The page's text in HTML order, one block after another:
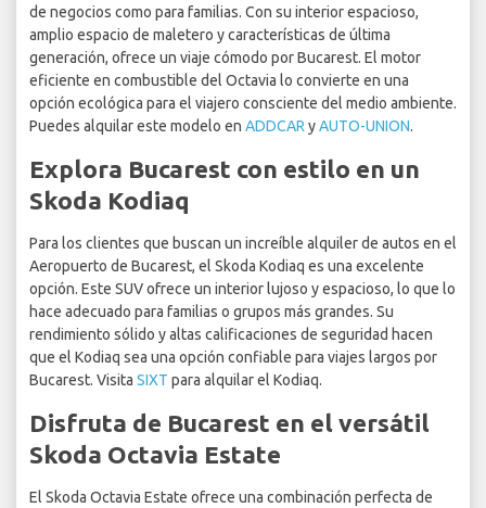
de negocios como para familias. Con su interior espacioso,
amplio espacio de maletero y características de última
generación, ofrece un viaje cómodo por Bucarest. El motor
eficiente en combustible del Octavia lo convierte en una
opción ecológica para el viajero consciente del medio ambiente.
Puedes alquilar este modelo en ADDCAR yAUTO-UNION.
Explora Bucarest con estilo en un
Skoda Kodiaq
Para los clientes que buscan un increíble alquiler de autos en el
Aeropuerto de Bucarest, el Skoda Kodiaq es una excelente
opción. Este SUV ofrece un interior lujoso y espacioso, lo que lo
hace adecuado para familias o grupos más grandes. Su
rendimiento sólido y altas calificaciones de seguridad hacen
que el Kodiaq sea una opción confiable para viajes largos por
Bucarest. Visita SIXT para alquilar el Kodiaq.
Disfruta de Bucarest en el versátil
Skoda Octavia Estate
El Skoda Octavia Estate ofrece una combinación perfecta de